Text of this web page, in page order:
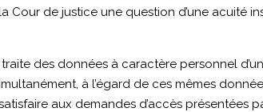
de justice une question d’une acuité
des données à caractère personnel
à l’égard de ces mêmes
aux demandes d’accès présentées